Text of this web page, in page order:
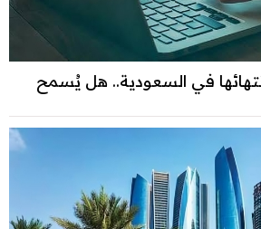
في السعودية.. هل يُسمح